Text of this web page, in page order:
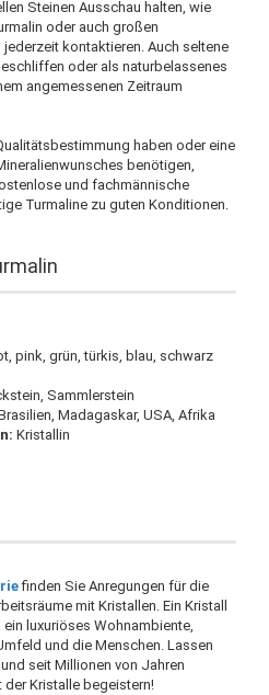
Steinen Ausschau halten, wie
oder auch großen
kontaktieren. Auch seltene
oder als naturbelassenes
angemessenen Zeitraum
haben oder eine
benötigen,
und fachmännische
Turmaline zu guten Konditionen.
pink, grün, türkis, blau, schwarz
Sammlerstein
Madagaskar, USA, Afrika
Kristallin
finden Sie Anregungen für die
mit Kristallen. Ein Kristall
luxuriöses Wohnambiente,
und die Menschen. Lassen
seit Millionen von Jahren
Kristalle begeistern!